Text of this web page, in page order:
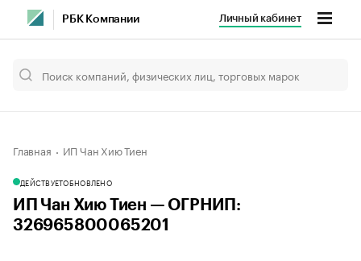
РБК Компании Личный кабинет
Главная ИП Чан Хию Тиен
ДЕЙСТВУЕТОБНОВЛЕНО
ИП Чан Хию Тиен — ОГРНИП:
326965800065201